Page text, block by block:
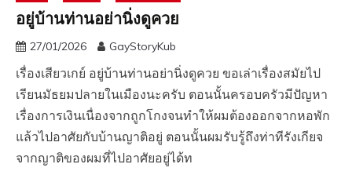
อยู่บ้านท่านอย่านิ่งดูควย
27/01/2026 GayStoryKub
เรื่องเสียวเกย์ อยู่บ้านท่านอย่านิ่งดูควย ขอเล่าเรื่องสมัยไป
เรียนมัธยมปลายในเมืองนะครับ ตอนนั้นครอบครัวมีปัญหา
เรื่องการเงินเนื่องจากถูกโกงจนทำให้ผมต้องออกจากหอพัก
แล้วไปอาศัยกับบ้านญาติอยู่ ตอนนั้นผมรับรู้ถึงท่าทีรังเกียจ
จากญาติของผมที่ไปอาศัยอยู่ได้ท